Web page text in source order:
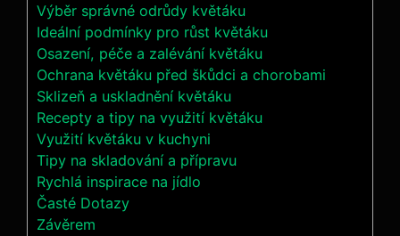
Výběr správné odrůdy květáku
Ideální podmínky pro růst květáku
Osazení, péče a zalévání květáku
Ochrana květáku před škůdci a chorobami
Sklizeň a uskladnění květáku
Recepty a tipy na využití květáku
Využití květáku v kuchyni
Tipy na skladování a přípravu
Rychlá inspirace na jídlo
Časté Dotazy
Závěrem